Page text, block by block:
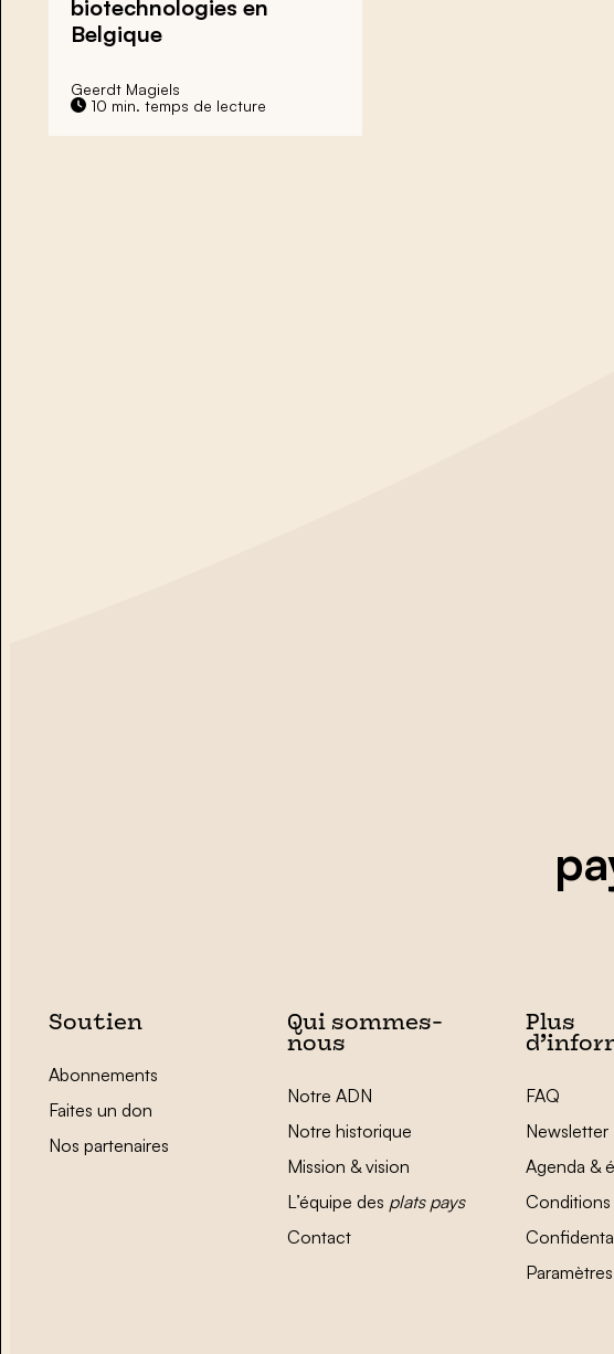
biotechnologies en
Belgique
Geerdt Magiels
10 min. temps de lecture
Soutien
Abonnements
Faites un don
Nos partenaires
Qui sommes-
nous
Notre ADN
Notre historique
Mission & vision
L’équipe des plats pays
Contact
Plus
FAQ
Newsletter
Agenda &
Conditions